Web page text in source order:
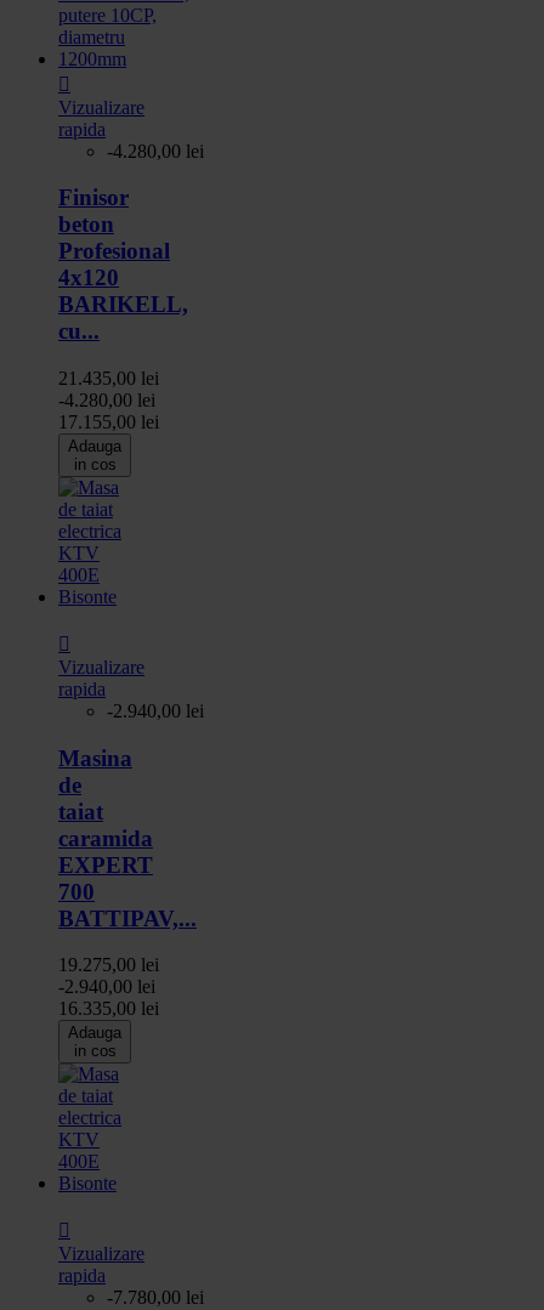

Vizualizare
rapida
-4.280,00 lei
Finisor
beton
Profesional
4x120
BARIKELL,
cu...
21.435,00 lei
-4.280,00 lei
17.155,00 lei
Adauga
in cos

Vizualizare
rapida
-2.940,00 lei
Masina
de
taiat
caramida
EXPERT
700
BATTIPAV,...
19.275,00 lei
-2.940,00 lei
16.335,00 lei
Adauga
in cos

Vizualizare
rapida
-7.780,00 lei